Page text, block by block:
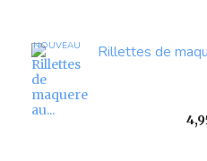
NOUVEAU Rillettes de